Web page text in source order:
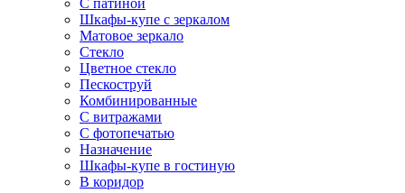
С патиной
Шкафы-купе с зеркалом
Матовое зеркало
Стекло
Цветное стекло
Пескоструй
Комбинированные
С витражами
С фотопечатью
Назначение
Шкафы-купе в гостиную
В коридор